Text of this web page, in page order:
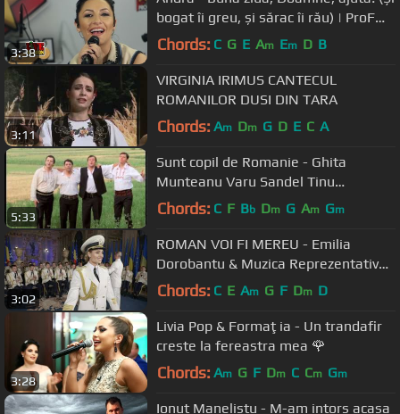
3:38
bogat îi greu, și sărac îi rău) | ProFM
LIVE Session
Chords: C G E Am Em D B
3:11
VIRGINIA IRIMUS CANTECUL
ROMANILOR DUSI DIN TARA
Chords: Am Dm G D E C A
5:33
Sunt copil de Romanie - Ghita
Munteanu Varu Sandel Tinu
Veresezan si Puiu Codreanu - nou HD
Chords: C F Bb Dm G Am Gm
3:02
ROMAN VOI FI MEREU - Emilia
Dorobantu & Muzica Reprezentativa
a Armatei
Chords: C E Am G F Dm D
3:28
Livia Pop & Formaţia - Un trandafir
creste la fereastra mea 🌹
Chords: Am G F Dm C Cm Gm
Ionut Manelistu - M-am intors acasa